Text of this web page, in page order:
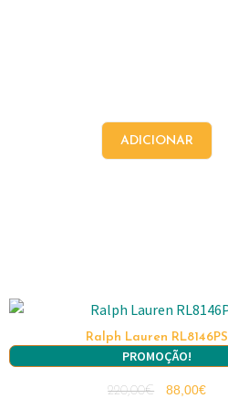
ADICIONAR
Ralph Lauren RL8146PS
PROMOÇÃO!
220,00€ 88,00€